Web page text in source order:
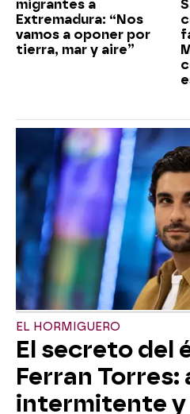
migrantes a
Extremadura: “Nos
vamos a oponer por
tierra, mar y aire”
EL HORMIGUERO
El secreto del
Ferran Torres:
intermitente y